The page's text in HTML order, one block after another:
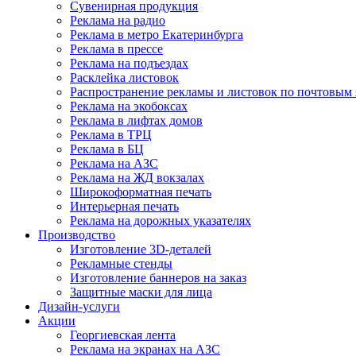
Сувенирная продукция
Реклама на радио
Реклама в метро Екатеринбурга
Реклама в прессе
Реклама на подъездах
Расклейка листовок
Распространение рекламы и листовок по
Реклама на экобоксах
Реклама в лифтах домов
Реклама в ТРЦ
Реклама в БЦ
Реклама на АЗС
Реклама на ЖД вокзалах
Широкоформатная печать
Интерьерная печать
Реклама на дорожных указателях
Производство
Изготовление 3D-деталей
Рекламные стенды
Изготовление баннеров на заказ
Защитные маски для лица
Дизайн-услуги
Акции
Георгиевская лента
Реклама на экранах на АЗС